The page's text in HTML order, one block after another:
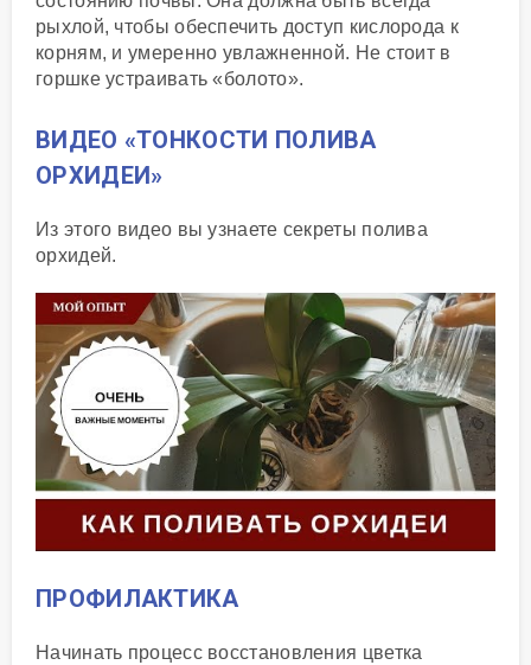
рыхлой, чтобы обеспечить доступ кислорода к
корням, и умеренно увлажненной. Не стоит в
горшке устраивать «болото».
ВИДЕО «ТОНКОСТИ ПОЛИВА
ОРХИДЕИ»
Из этого видео вы узнаете секреты полива
орхидей.
ПРОФИЛАКТИКА
Начинать процесс восстановления цветка